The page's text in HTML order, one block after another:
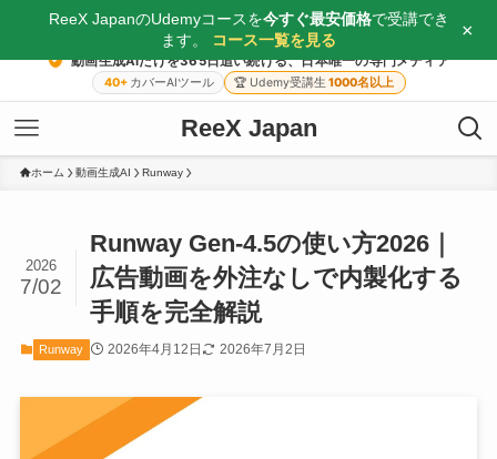
動画生成AIだけを365日追い続ける、日本唯一の専門メディア
40+ カバーAIツール 🏆 Udemy受講生 1000名以上
ReeX Japan
ホーム 動画生成AI Runway
Runway Gen-4.5の使い方2026｜
広告動画を外注なしで内製化する
手順を完全解説
2026
7/02
Runway 2026年4月12日 2026年7月2日
ReeX JapanのUdemyコースを今すぐ最安価格で受講でき
ます。
コース一覧を見る ×